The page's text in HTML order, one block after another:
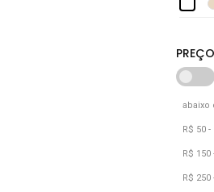
abaixo
R$ 50 -
R$ 150
R$ 250